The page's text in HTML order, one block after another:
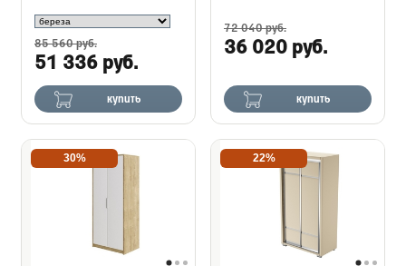
85 560 руб.
51 336 руб.
купить
72 040 руб.
36 020 руб.
купить
30% 22%